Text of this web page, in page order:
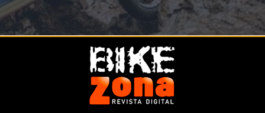
a las 10:09h en la sección de